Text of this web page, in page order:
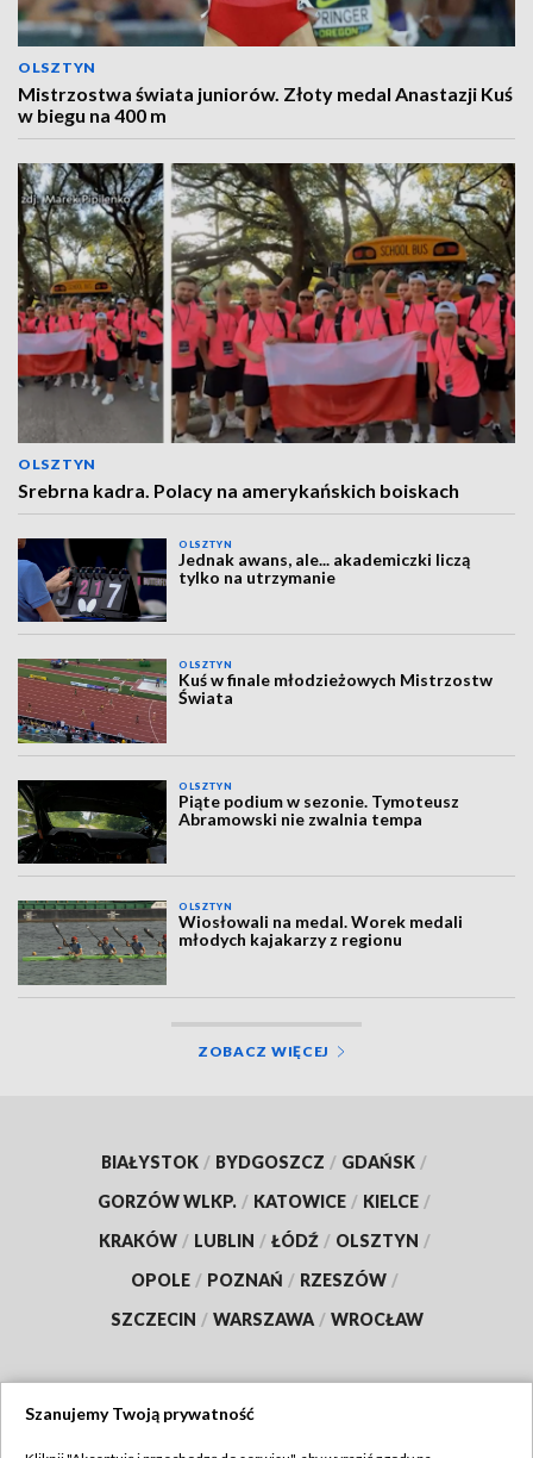
OLSZTYN
Mistrzostwa świata juniorów. Złoty medal Anastazji Kuś
w biegu na 400 m
OLSZTYN
Srebrna kadra. Polacy na amerykańskich boiskach
OLSZTYN
Jednak awans, ale... akademiczki liczą
tylko na utrzymanie
OLSZTYN
Kuś w finale młodzieżowych Mistrzostw
Świata
OLSZTYN
Piąte podium w sezonie. Tymoteusz
Abramowski nie zwalnia tempa
OLSZTYN
Wiosłowali na medal. Worek medali
młodych kajakarzy z regionu
ZOBACZ WIĘCEJ
BIAŁYSTOK / BYDGOSZCZ / GDAŃSK /
GORZÓW WLKP. / KATOWICE / KIELCE /
KRAKÓW / LUBLIN / ŁÓDŹ / OLSZTYN /
OPOLE / POZNAŃ / RZESZÓW /
SZCZECIN / WARSZAWA / WROCŁAW
Szanujemy Twoją prywatność